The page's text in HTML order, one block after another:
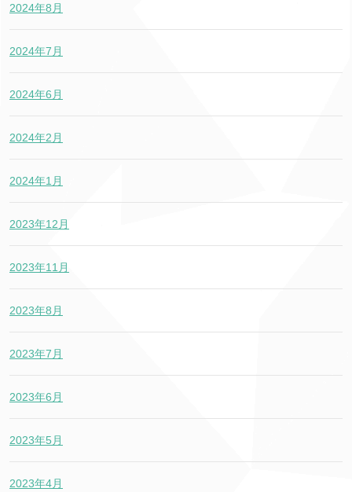
2024年8月
2024年7月
2024年6月
2024年2月
2024年1月
2023年12月
2023年11月
2023年8月
2023年7月
2023年6月
2023年5月
2023年4月